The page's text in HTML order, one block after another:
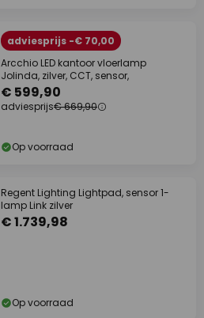
adviesprijs -€ 70,00
Arcchio LED kantoor vloerlamp
Jolinda, zilver, CCT, sensor,
€ 599,90
adviesprijs€ 669,90
Op voorraad
Regent Lighting Lightpad, sensor 1-
lamp Link zilver
€ 1.739,98
Op voorraad